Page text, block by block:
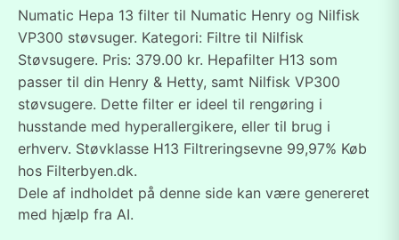
Numatic Hepa 13 filter til Numatic Henry og Nilfisk
VP300 støvsuger. Kategori: Filtre til Nilfisk
Støvsugere. Pris: 379.00 kr. Hepafilter H13 som
passer til din Henry & Hetty, samt Nilfisk VP300
støvsugere. Dette filter er ideel til rengøring i
husstande med hyperallergikere, eller til brug i
erhverv. Støvklasse H13 Filtreringsevne 99,97% Køb
hos Filterbyen.dk.
Dele af indholdet på denne side kan være genereret
med hjælp fra AI.